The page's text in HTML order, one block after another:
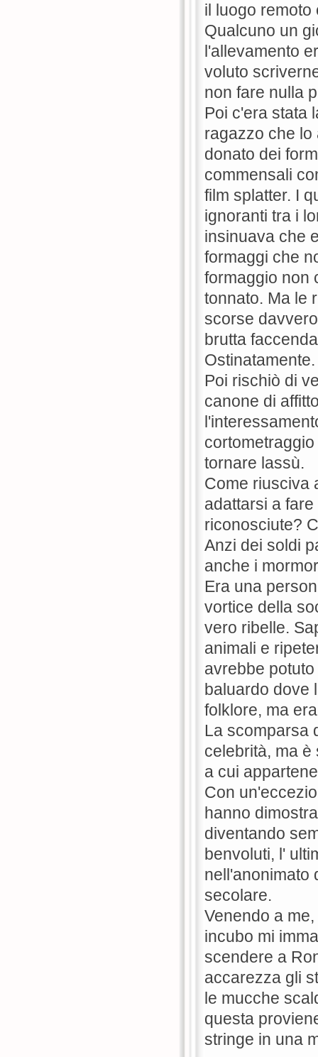
il luogo remoto
Qualcuno un
l'allevamento
voluto
non fare nulla
Poi c'era stata
ragazzo che
donato dei
commensali
film splatter. I
ignoranti tra i
insinuava che
formaggi che
formaggio non
tonnato. Ma le
scorse
brutta
Ostinatamente.
Poi rischiò di
canone di
tornare lassù.
Come riusciva
adattarsi a
riconosciute?
Anzi dei soldi
anche i
Era una
vortice della
vero ribelle.
animali e
avrebbe
baluardo dove
folklore, ma
La scomparsa
celebrità, ma
a cui
Con
hanno
diventando
benvoluti, l'
nell'anonimato
secolare.
Venendo a
incubo mi
scendere a
accarezza gli
le mucche
questa
stringe in una